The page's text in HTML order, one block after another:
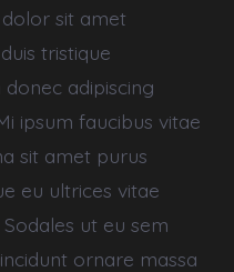
sit amet
tristique
donec adipiscing
ipsum faucibus vitae
sit amet purus
eu ultrices vitae
ut eu sem
ornare massa